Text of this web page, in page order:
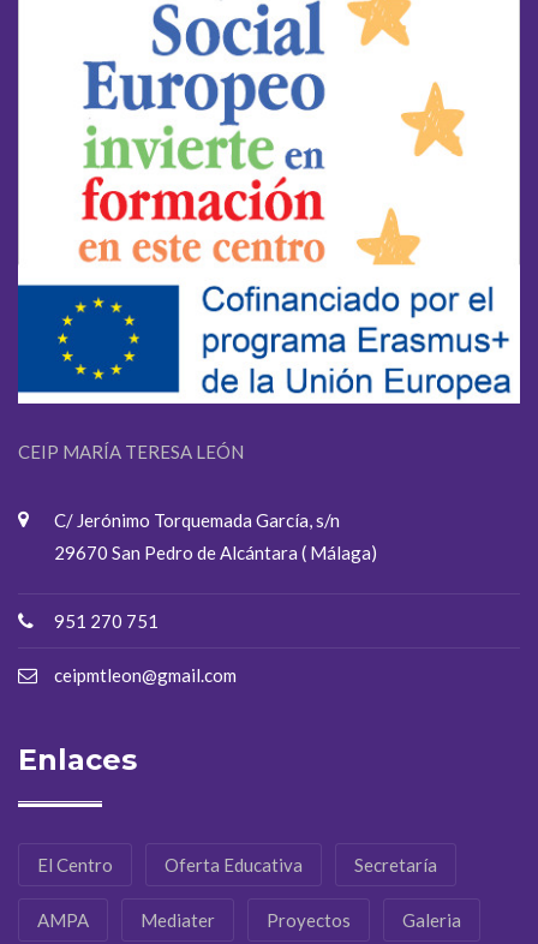
CEIP MARÍA TERESA LEÓN
C/ Jerónimo Torquemada García, s/n
29670 San Pedro de Alcántara ( Málaga)
951 270 751
ceipmtleon@gmail.com
Enlaces
El Centro Oferta Educativa Secretaría
AMPA Mediater Proyectos Galeria